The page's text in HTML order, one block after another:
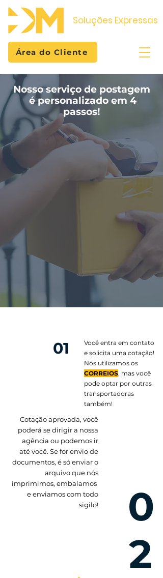
Soluções Expressas
Área do Cliente
Nosso serviço de postagem
é personalizado em 4
passos!
01
Você entra em contato
e solicita uma cotação!
Nós utilizamos os
CORREIOS, mas você
pode optar por outras
transportadoras
também!
Cotação aprovada, você
poderá se dirigir a nossa
agência ou podemos ir
até você. Se for envio de
documentos, é só enviar o
arquivo que nós
imprimimos, embalamos
e enviamos com todo
sigilo!
0
2